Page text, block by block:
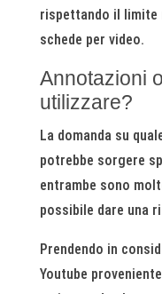
rispettando il limite
schede per video.
Annotazioni
utilizzare?
La domanda su
potrebbe sorgere
entrambe sono
possibile dare una
Prendendo in
Youtube